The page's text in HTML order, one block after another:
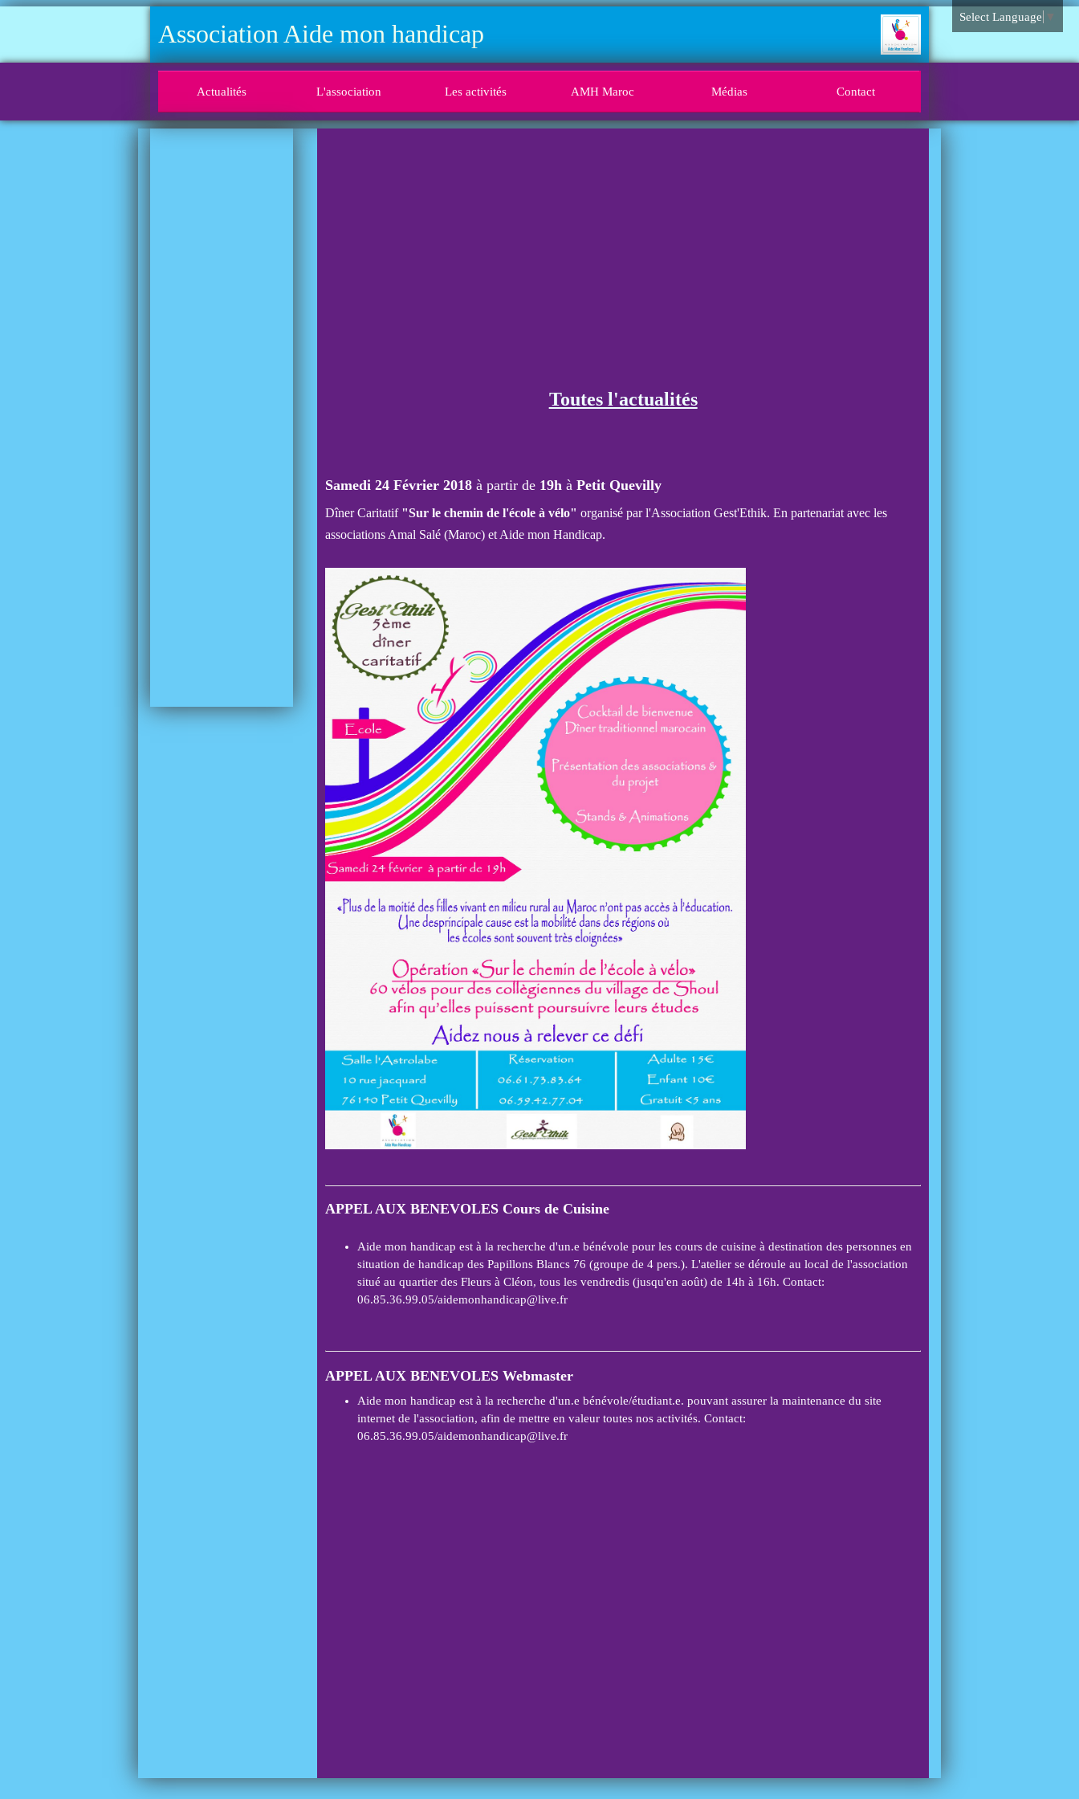
Select Language ▼
Association Aide mon handicap
Actualités L'association Les activités AMH Maroc Médias Contact
Toutes l'actualités
Samedi 24 Février 2018à partir de 19hàPetit Quevilly
Dîner Caritatif"Sur le chemin de l'école à vélo"organisé parl'Association Gest'Ethik. En partenariat avec les
associations Amal Salé (Maroc) et Aide mon Handicap.
APPEL AUX BENEVOLES Cours de Cuisine
Aide mon handicap est à la recherche d'un.e bénévole pour les cours de cuisine à destination des personnes en
situation de handicap des Papillons Blancs 76 (groupe de 4 pers.).L'atelier se déroule au local de l'association
situé au quartier des Fleurs à Cléon, tous les vendredis (jusqu'en août) de 14h à 16h. Contact:
06.85.36.99.05/aidemonhandicap@live.fr
APPEL AUX BENEVOLES Webmaster
Aide mon handicap est à la recherche d'un.e bénévole/étudiant.e. pouvant assurer la maintenance du site
internet de l'association, afin de mettre en valeur toutes nos activités.Contact:
06.85.36.99.05/aidemonhandicap@live.fr